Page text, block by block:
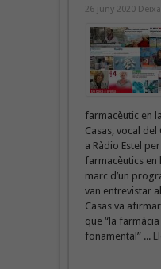
26 juny 2020
farmacèutic en
Casas, vocal del
a Ràdio Estel
farmacèutics en
marc d’un
van entrevistar
Casas va
que “la
fonamental” ...